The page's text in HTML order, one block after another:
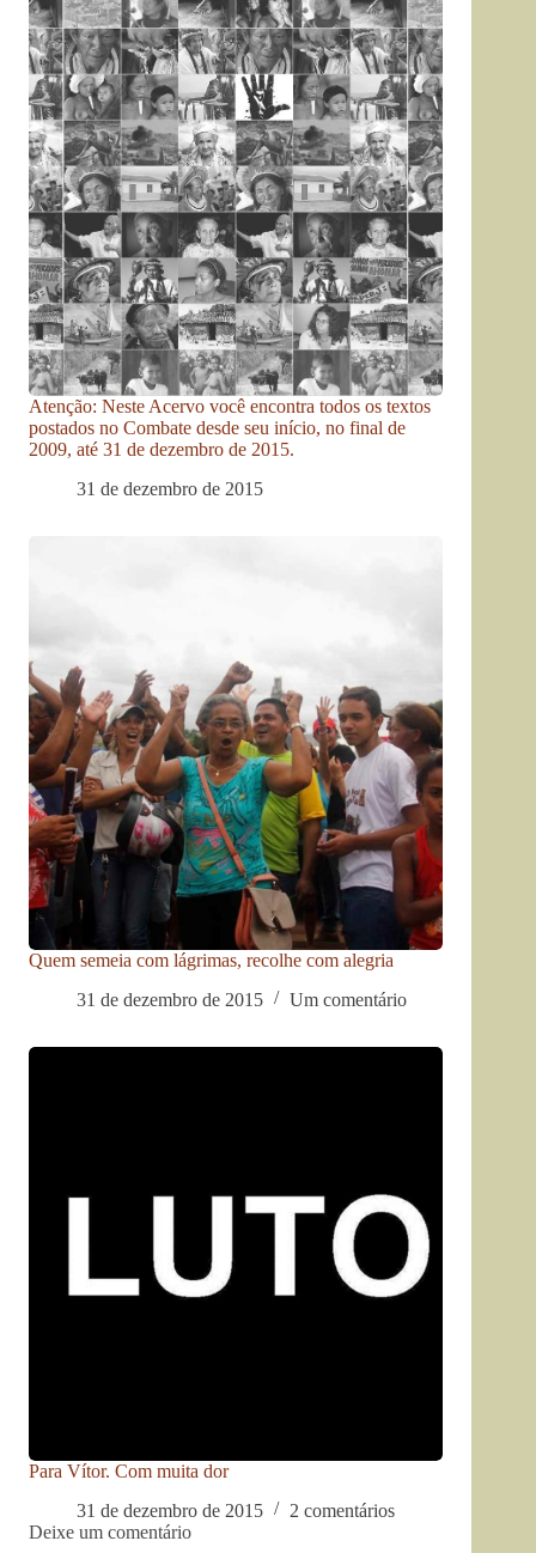
Atenção: Neste Acervo você encontra todos os textos
postados no Combate desde seu início, no final de
2009, até 31 de dezembro de 2015.
31 de dezembro de 2015
Quem semeia com lágrimas, recolhe com alegria
31 de dezembro de 2015
Um comentário
Para Vítor. Com muita dor
31 de dezembro de 2015
2 comentários
Deixe um comentário